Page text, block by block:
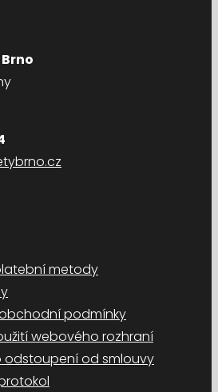
metody
podmínky
webového rozhraní
odstoupení od smlouvy